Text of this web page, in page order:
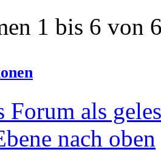
1 bis 6 von
Forum als
nach oben